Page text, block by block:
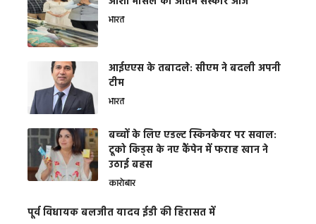
भारत
आईएएस के तबादले: सीएम ने बदली अपनी
टीम
भारत
बच्चों के लिए एडल्ट स्किनकेयर पर सवाल:
टूको किड्स के नए कैंपेन में फराह खान ने
उठाई बहस
कारोबार
पूर्व विधायक बलजीत यादव ईडी की हिरासत में